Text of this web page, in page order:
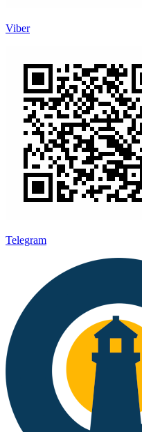
Viber
Telegram